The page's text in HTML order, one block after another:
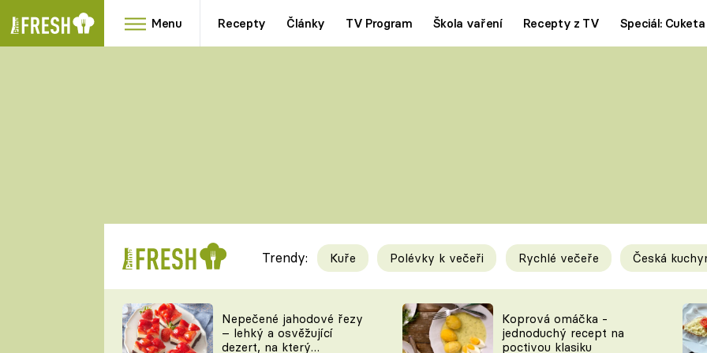
Menu Recepty Články TV Program Škola vaření Recepty z TV Speciál: Cuketa
RYCHLOVKY
Videorecepty
TEĎ VAŘÍ ŠÉF!
Tipy a triky
KAM ZA JÍDLEM
Trendy: Kuře Polévky k večeři Rychlé večeře Česká
Nepečené jahodové řezy
– lehký a osvěžující
dezert, na který
Koprová omáčka -
jednoduchý recept na
poctivou klasiku